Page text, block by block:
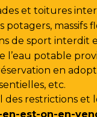
et toitures
potagers,
de sport interdit
l’eau potable
en
etc.
restrictions et
en-est-on-en-